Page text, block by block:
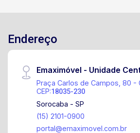
Endereço
Emaximóvel - Unidade
Praça Carlos de Campos, 80 -
CEP:18035-230
Sorocaba - SP
(15) 2101-0900
portal@emaximovel.com.br